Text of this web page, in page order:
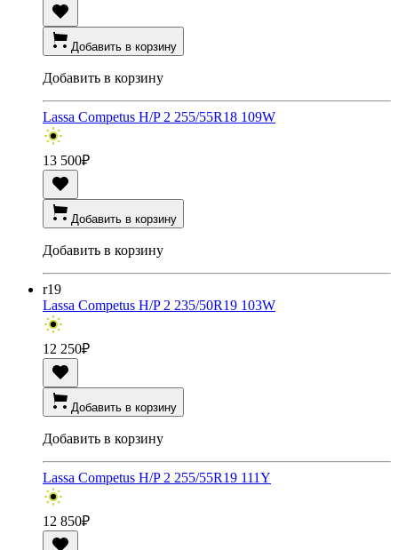
Добавить в корзину
Добавить в корзину
Lassa Competus H/P 2 255/55R18 109W
13 500₽
Добавить в корзину
Добавить в корзину
r19
Lassa Competus H/P 2 235/50R19 103W
12 250₽
Добавить в корзину
Добавить в корзину
Lassa Competus H/P 2 255/55R19 111Y
12 850₽